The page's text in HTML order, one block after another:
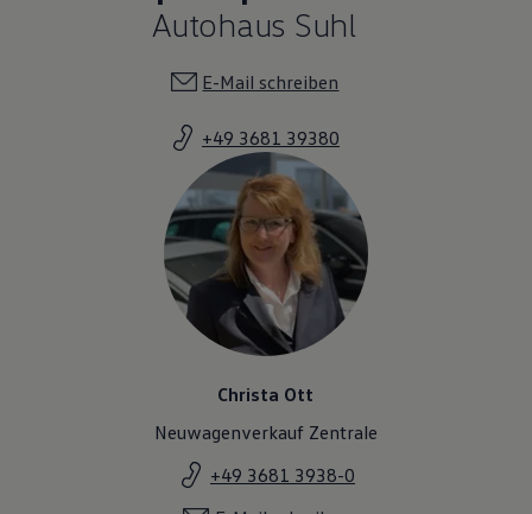
Autohaus Suhl
E-Mail schreiben
+49 3681 39380
Christa Ott
Neuwagenverkauf Zentrale
+49 3681 3938-0